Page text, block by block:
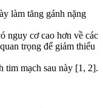
làm tăng gánh nặng
nguy cơ cao hơn về các
trọng để giảm thiểu
tim mạch sau này [1, 2].